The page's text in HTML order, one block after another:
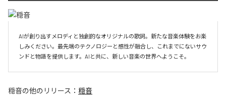
AIが創り出すメロディと独創的なオリジナルの歌詞。新たな音楽体験をお楽
しみください。最先端のテクノロジーと感性が融合し、これまでにないサウ
ンドと物語を提供します。AIと共に、新しい音楽の世界へようこそ。
穏音の他のリリース： 穏音